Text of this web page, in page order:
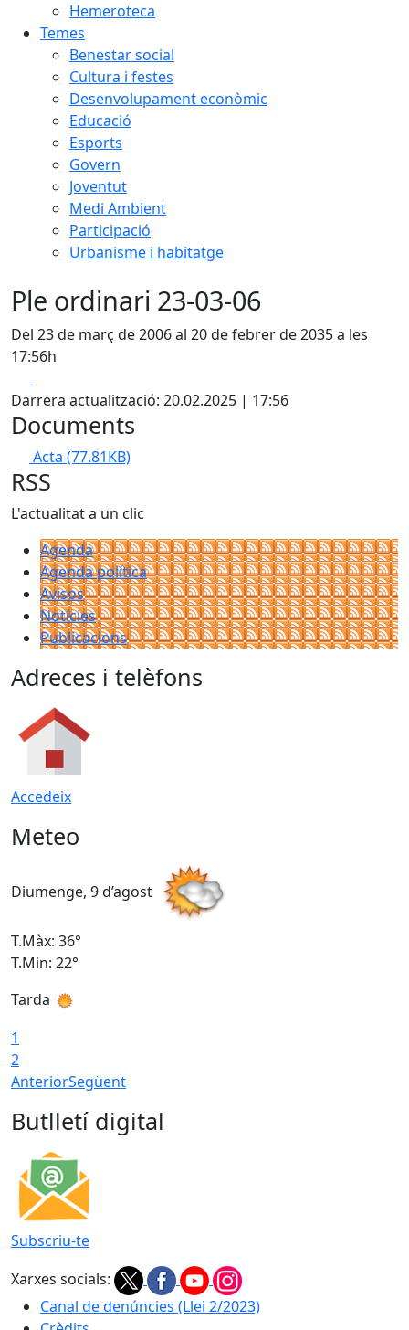
Hemeroteca
Temes
Benestar social
Cultura i festes
Desenvolupament econòmic
Educació
Esports
Govern
Joventut
Medi Ambient
Participació
Urbanisme i habitatge
Ple ordinari 23-03-06
Del 23 de març de 2006 al 20 de febrer de 2035 a les
17:56h
Darrera actualització: 20.02.2025 | 17:56
Documents
Acta (77.81KB)
RSS
L'actualitat a un clic
Agenda
Agenda política
Avisos
Notícies
Publicacions
Adreces i telèfons
Accedeix
Meteo
Diumenge, 9 d’agost
T.Màx: 36°
T.Min: 22°
Tarda
1
2
AnteriorSegüent
Butlletí digital
Subscriu-te
Xarxes socials:
Canal de denúncies (Llei 2/2023)